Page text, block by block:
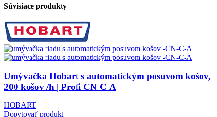
Súvisiace produkty
Umývačka Hobart s automatickým posuvom košov,
200 košov /h | Profi CN-C-A
HOBART
Dopytovať produkt